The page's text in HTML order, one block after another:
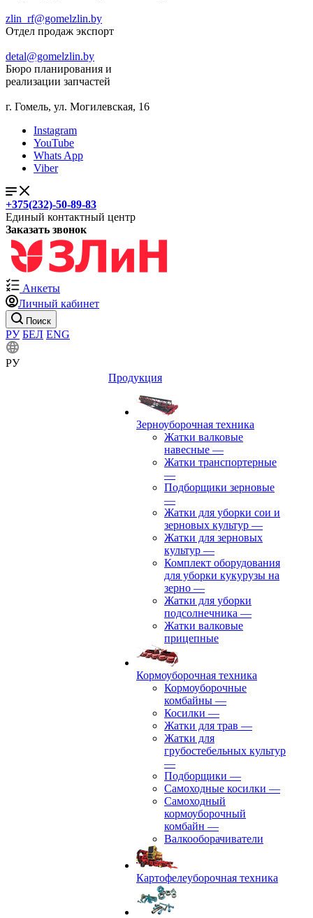
zlin_rf@gomelzlin.by
Отдел продаж экспорт
detal@gomelzlin.by
Бюро планирования и
реализации запчастей
г. Гомель, ул. Могилевская, 16
Instagram
YouTube
Whats App
Viber
+375(232)-50-89-83
Единый контактный центр
Заказать звонок
Анкеты
Личный кабинет
Поиск
РУ БЕЛ ENG
РУ
Продукция
Зерноуборочная техника
Жатки валковые
навесные —
Жатки транспортерные
—
Подборщики зерновые
—
Жатки для уборки сои и
зерновых культур —
Жатки для зерновых
культур —
Комплект оборудования
для уборки кукурузы на
зерно —
Жатки для уборки
подсолнечника —
Жатки валковые
прицепные
Кормоуборочная техника
Кормоуборочные
комбайны —
Косилки —
Жатки для трав —
Жатки для
грубостебельных культур
—
Подборщики —
Самоходные косилки —
Самоходный
кормоуборочный
комбайн —
Валкооборачиватели
Картофелеуборочная техника